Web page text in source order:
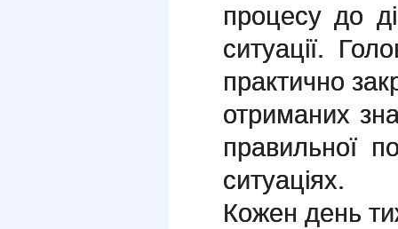
процесу до
ситуації.
практично
отриманих
правильної
ситуаціях.
Кожен день